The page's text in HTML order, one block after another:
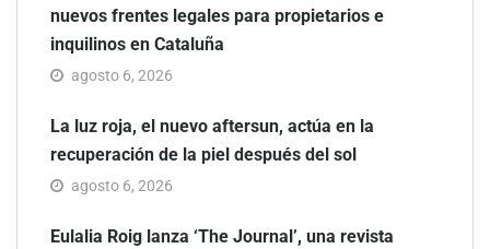
nuevos frentes legales para propietarios e
inquilinos en Cataluña
agosto 6, 2026
La luz roja, el nuevo aftersun, actúa en la
recuperación de la piel después del sol
agosto 6, 2026
Eulalia Roig lanza ‘The Journal’, una revista